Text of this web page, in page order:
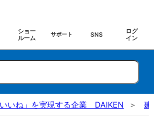
ショー
ルーム
サポート SNS
ログ
イン
いいね」を実現する企業 DAIKEN 建